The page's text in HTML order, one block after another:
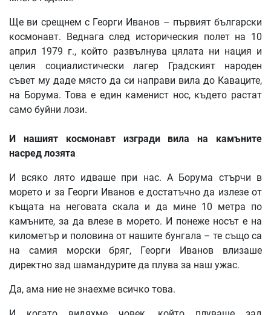
Ще ви срещнем с Георги Иванов – първият български
космонавт. Веднага след историческия полет на 10
април 1979 г., който развълнува цялата ни нация и
целия социалистически лагер Градският народен
съвет му даде място да си направи вила до Каваците,
на Борума. Това е един каменист нос, където растат
само буйни лози.
И нашият космонавт изгради вила на
камъните
насред лозята
И всяко лято идваше при нас. А Борума стърчи в
морето и за Георги Иванов е достатъчно да излезе от
къщата на неговата скала и да мине 10 метра по
камъните, за да влезе в морето. И понеже носът е на
километър и половина от нашите бунгала – те също са
на самия морски бряг, Георги Иванов влизаше
директно зад шамандурите да плува за наш ужас.
Да, ама ние не знаехме всичко това.